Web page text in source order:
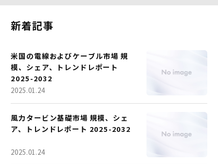
新着記事
米国の電線およびケーブル市場 規
模、シェア、トレンドレポート
2025-2032
2025.01.24
風力タービン基礎市場 規模、シェ
ア、トレンドレポート 2025-2032
2025.01.24